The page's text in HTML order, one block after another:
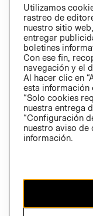
Perú (S/)
CAMBIAR REGIÓN
El contenido de esta
Utilizamos
rastreo de
nuestro sitio
entregar
boletines
Con ese fin,
navegación y el
Al hacer clic en
esta
“Solo cookies
nuestra entrega
“Configuración
nuestro aviso
información.